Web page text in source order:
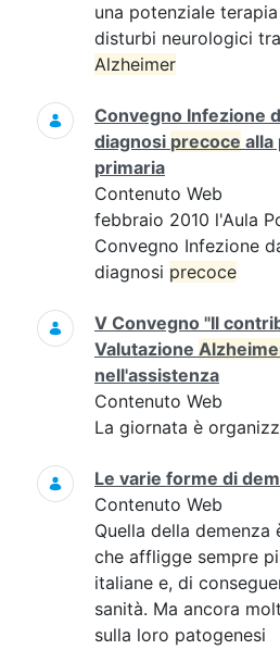
una potenziale
disturbi neurologici
Alzheimer
Convegno Infezione
diagnosi precoce alla
primaria
Contenuto Web
febbraio 2010 l'Aula
Convegno Infezione
diagnosi precoce
V Convegno "Il
Valutazione
nell'assistenza
Contenuto Web
La giornata è
Le varie forme di
Contenuto Web
Quella della demenza
che affligge sempre
italiane e, di
sanità. Ma ancora
sulla loro patogenesi